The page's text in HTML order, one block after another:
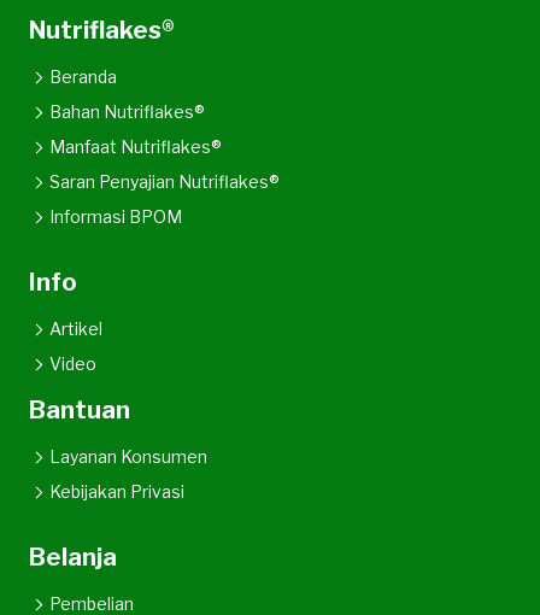
Nutriflakes®
Beranda
Bahan Nutriflakes®
Manfaat Nutriflakes®
Saran Penyajian Nutriflakes®
Informasi BPOM
Info
Artikel
Video
Bantuan
Layanan Konsumen
Kebijakan Privasi
Belanja
Pembelian